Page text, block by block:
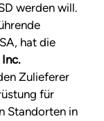
werden will.
hat die
Zulieferer
für
Standorten in